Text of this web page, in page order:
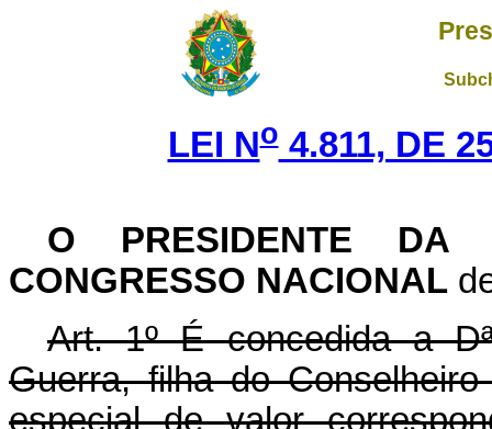
LEI No4.811, DE
O PRESIDENTE DA
CONGRESSO NACIONAL
Art. 1º É concedida a
Guerra, filha do
especial de valor